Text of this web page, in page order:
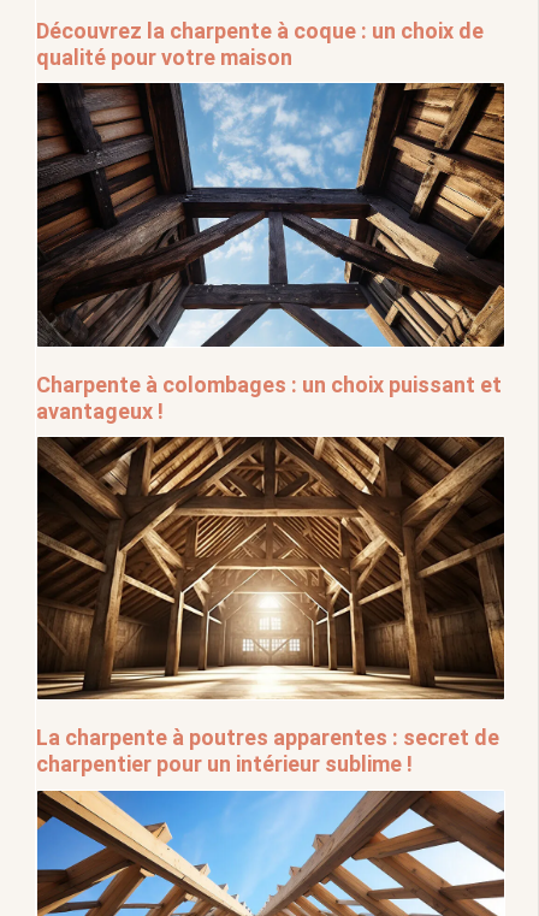
Découvrez la charpente à coque : un choix de
qualité pour votre maison
Charpente à colombages : un choix puissant et
avantageux !
La charpente à poutres apparentes : secret de
charpentier pour un intérieur sublime !